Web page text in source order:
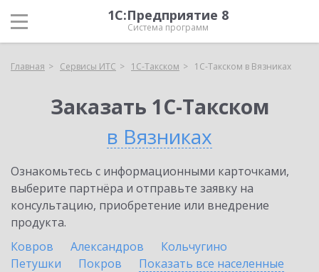
1С:Предприятие 8
Система программ
Главная Сервисы ИТС 1С-Такском 1С-Такском в Вязниках
Заказать 1С-Такском
в Вязниках
Ознакомьтесь с информационными карточками,
выберите партнёра и отправьте заявку на
консультацию, приобретение или внедрение
продукта.
Ковров
Александров
Кольчугино
Петушки
Покров
Показать все населенные